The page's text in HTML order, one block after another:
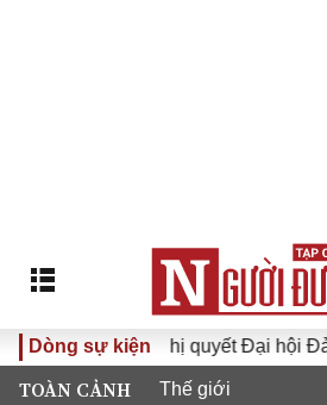
Dòng sự kiện
Đưa Nghị quyết Đại hội Đảng
TOÀN CẢNH Thế giới